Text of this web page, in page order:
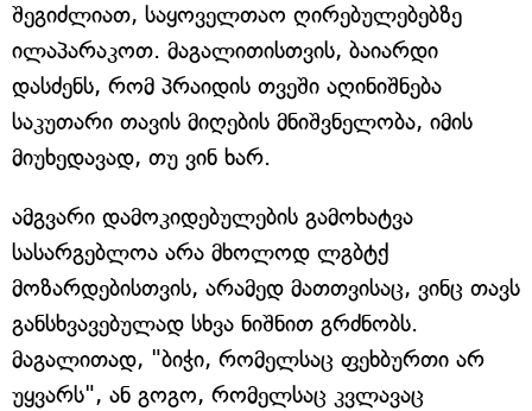
შეგიძლიათ, საყოველთაო ღირებულებებზე
ილაპარაკოთ. მაგალითისთვის, ბაიარდი
დასძენს, რომ პრაიდის თვეში აღინიშნება
საკუთარი თავის მიღების მნიშვნელობა, იმის
მიუხედავად, თუ ვინ ხარ.
ამგვარი დამოკიდებულების გამოხატვა
სასარგებლოა არა მხოლოდ ლგბტქ
მოზარდებისთვის, არამედ მათთვისაც, ვინც თავს
განსხვავებულად სხვა ნიშნით გრძნობს.
მაგალითად, "ბიჭი, რომელსაც ფეხბურთი არ
უყვარს", ან გოგო, რომელსაც კვლავაც